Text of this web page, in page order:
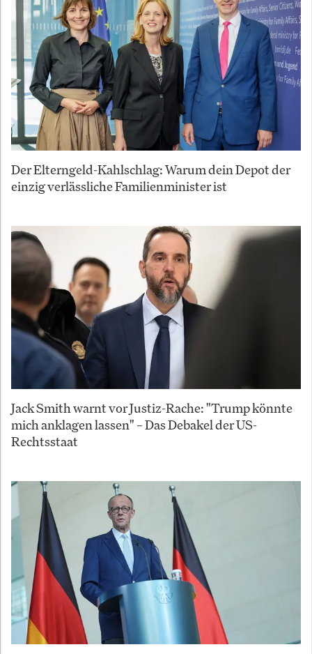
Der Elterngeld-Kahlschlag: Warum dein Depot der
einzig verlässliche Familienminister ist
Jack Smith warnt vor Justiz-Rache: "Trump könnte
mich anklagen lassen" – Das Debakel der US-
Rechtsstaat